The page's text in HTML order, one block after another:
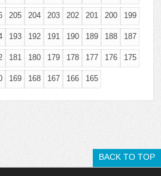
205 204 203 202 201 200 199
193 192 191 190 189 188 187
181 180 179 178 177 176 175
169 168 167 166 165
BACK TO TOP